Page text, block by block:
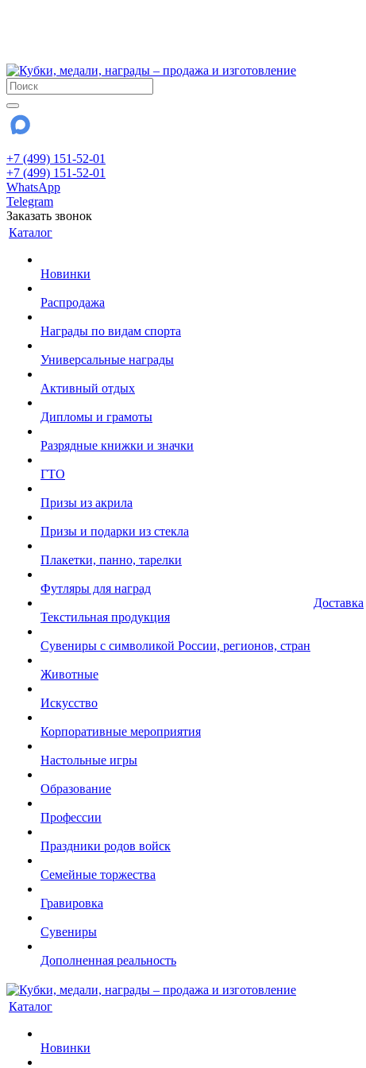
+7 (499) 151-52-01
+7 (499) 151-52-01
WhatsApp
Telegram
Заказать звонок
Каталог
Новинки
Распродажа
Награды по видам спорта
Универсальные награды
Активный отдых
Дипломы и грамоты
Разрядные книжки и значки
ГТО
Призы из акрила
Призы и подарки из стекла
Плакетки, панно, тарелки
Футляры для наград
Текстильная продукция
Сувениры с символикой России, регионов, стран
Животные
Искусство
Корпоративные мероприятия
Настольные игры
Образование
Профессии
Праздники родов войск
Семейные торжества
Гравировка
Сувениры
Дополненная реальность
Доставка
Каталог
Новинки